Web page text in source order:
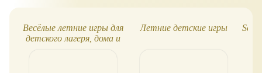
Весёлые летние игры для
детского лагеря, дома и
Летние детские игры